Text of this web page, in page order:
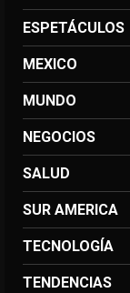
ESPETÁCULOS
MEXICO
MUNDO
NEGOCIOS
SALUD
SUR AMERICA
TECNOLOGÍA
TENDENCIAS